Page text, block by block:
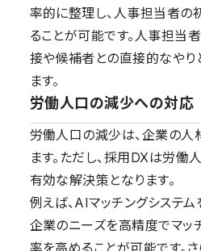
率的に整理し、人事担当者
ることが可能です。人事担当
接や候補者との直接的なやり
ます。
労働人口の減少への対応
労働人口の減少は、企業の人
ます。ただし、採用DXは労
有効な解決策となります。
例えば、AIマッチングシステ
企業のニーズを高精度でマッ